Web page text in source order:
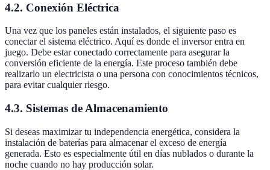
4.2. Conexión Eléctrica
Una vez que los paneles están instalados, el siguiente paso es
conectar el sistema eléctrico. Aquí es donde el inversor entra en
juego. Debe estar conectado correctamente para asegurar la
conversión eficiente de la energía. Este proceso también debe
realizarlo un electricista o una persona con conocimientos técnicos,
para evitar cualquier riesgo.
4.3. Sistemas de Almacenamiento
Si deseas maximizar tu independencia energética, considera la
instalación de baterías para almacenar el exceso de energía
generada. Esto es especialmente útil en días nublados o durante la
noche cuando no hay producción solar.